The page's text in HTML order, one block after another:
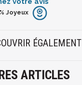
Furieux
Joyeux
Joyeux
ÉGALEMENT
ARTICLES